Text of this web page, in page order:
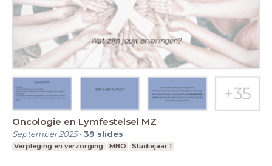
Oncologie en Lymfestelsel MZ
September 2025-39 slides
Verpleging en verzorging MBO Studiejaar 1